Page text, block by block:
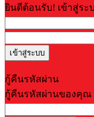
ยินดีต้อนรับ! เข้าสู่ร
กู้คืนรหัสผ่าน
กู้คืนรหัสผ่านของคุณ